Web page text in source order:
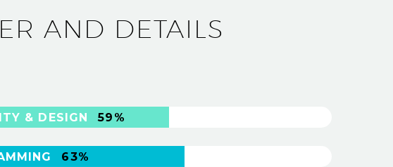
AND DETAILS
& DESIGN 59%
63%